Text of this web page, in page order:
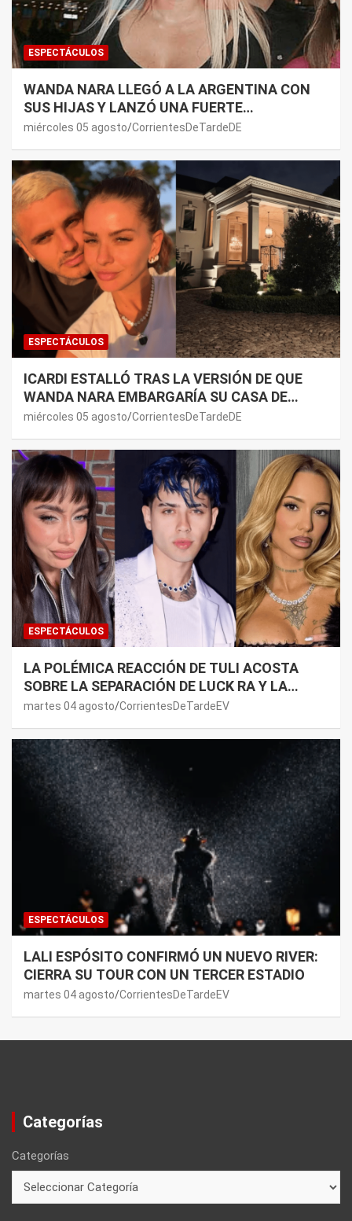
ESPECTÁCULOS
WANDA NARA LLEGÓ A LA ARGENTINA CON
SUS HIJAS Y LANZÓ UNA FUERTE
PREMONICIÓN SOBRE MAURO ICARDI
miércoles 05 agosto CorrientesDeTardeDE
ESPECTÁCULOS
ICARDI ESTALLÓ TRAS LA VERSIÓN DE QUE
WANDA NARA EMBARGARÍA SU CASA DE
NORDELTA: “NECESITAN RASCAR DE ALGÚN
miércoles 05 agosto CorrientesDeTardeDE
ESPECTÁCULOS
LA POLÉMICA REACCIÓN DE TULI ACOSTA
SOBRE LA SEPARACIÓN DE LUCK RA Y LA
JOAQUI: “¿MI VERDAD?”
martes 04 agosto CorrientesDeTardeEV
ESPECTÁCULOS
LALI ESPÓSITO CONFIRMÓ UN NUEVO RIVER:
CIERRA SU TOUR CON UN TERCER ESTADIO
martes 04 agosto CorrientesDeTardeEV
Categorías
Categorías